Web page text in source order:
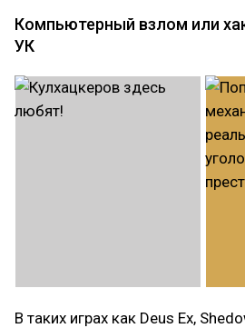
Компьютерный взлом или
УК
В таких играх как Deus Ex,